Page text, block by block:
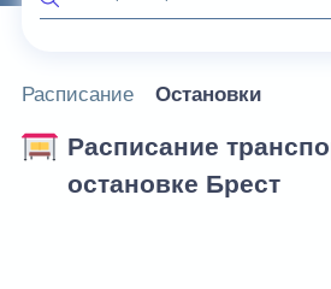
Расписание Остановки
Расписание
остановке Брест